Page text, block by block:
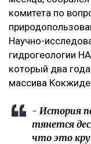
комитета по
Научно-
гидрогеологии
который два
массива Кокжиде.
- История
тянется
что это